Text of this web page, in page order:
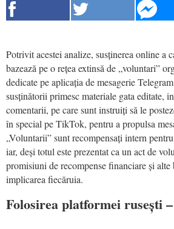
Potrivit acestei analize, susținerea online a
bazează pe o rețea extinsă de „voluntari”
dedicate pe aplicația de mesagerie
susținătorii primesc materiale gata editate,
comentarii, pe care sunt instruiți să le
în special pe TikTok, pentru a propulsa
„Voluntarii” sunt recompensați intern
iar, deși totul este prezentat ca un act de
promisiuni de recompense financiare și
implicarea fiecăruia.
Folosirea platformei rusești